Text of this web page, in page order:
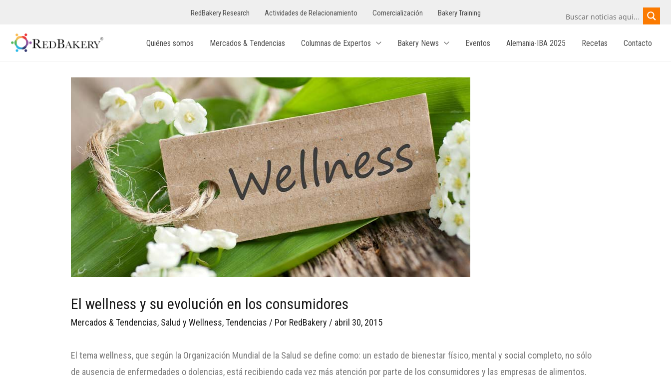
RedBakery Research Actividades de Relacionamiento Comercialización Bakery Training
Quiénes somos Mercados & Tendencias Columnas de Expertos Bakery News Eventos Alemania-IBA 2025 Recetas Contacto
El wellness y su evolución en los consumidores
Mercados & Tendencias, Salud y Wellness,Tendencias / Por RedBakery / abril 30, 2015
El tema wellness, que según la Organización Mundial de la Salud se define como: un estado de bienestar físico, mental y social completo, no sólo
de ausencia de enfermedades o dolencias, está recibiendo cada vez más atención por parte de los consumidores y las empresas de alimentos.